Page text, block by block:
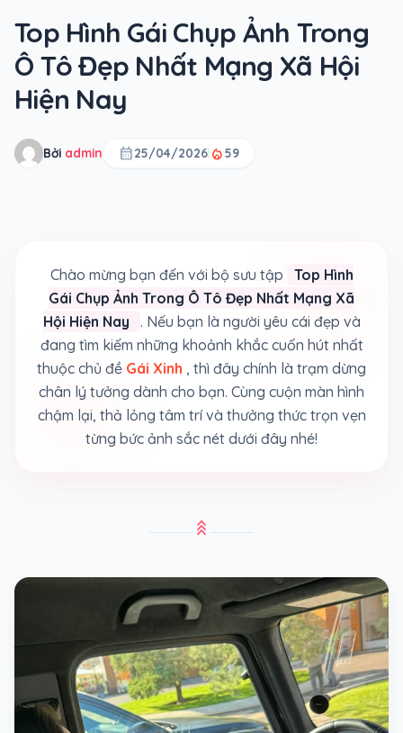
Top Hình Gái Chụp Ảnh Trong
Ô Tô Đẹp Nhất Mạng Xã Hội
Hiện Nay
Bởi admin calendar_month25/04/2026 local_fire_department59
Chào mừng bạn đến với bộ sưu tập
Top Hình
Gái Chụp Ảnh Trong Ô Tô Đẹp Nhất Mạng Xã
Hội Hiện Nay
. Nếu bạn là người yêu cái đẹp và
đang tìm kiếm những khoảnh khắc cuốn hút nhất
thuộc chủ đề Gái Xinh , thì đây chính là trạm dừng
chân lý tưởng dành cho bạn. Cùng cuộn màn hình
chậm lại, thả lỏng tâm trí và thưởng thức trọn vẹn
từng bức ảnh sắc nét dưới đây nhé!
stat_3